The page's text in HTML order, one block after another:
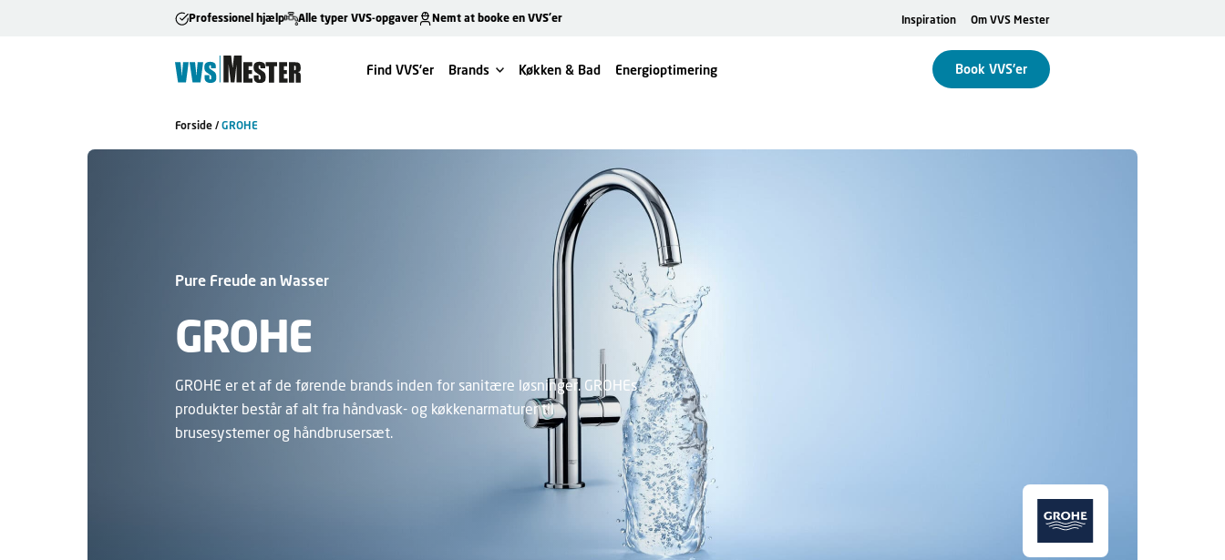
Professionel hjælp Alle typer VVS-opgaver Nemt at booke en VVS’er Inspiration Om VVS Mester
Find VVS’er Brands Køkken & Bad Energioptimering Book VVS'er
Forside / GROHE
Pure Freude an Wasser
GROHE
GROHE er et af de førende brands inden for sanitære løsninger. GROHEs
produkter består af alt fra håndvask- og køkkenarmaturer til
brusesystemer og håndbrusersæt.